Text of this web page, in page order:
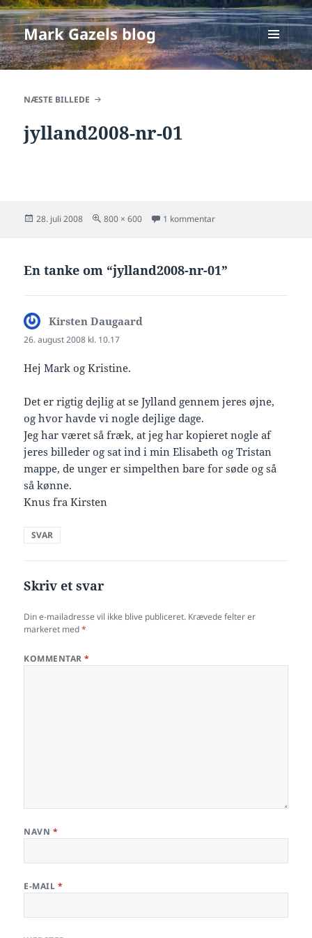
Mark Gazels blog
MENU
OG
NÆSTE BILLEDE
jylland2008-nr-01
Udgivet
28. juli 2008
Fuld
800 × 600 1 kommentartil jylland2008-nr-01
En tanke om “jylland2008-nr-01”
Kirsten Daugaard
26. august 2008 kl. 10.17
Hej Mark og Kristine.
Det er rigtig dejlig at se Jylland gennem jeres øjne,
og hvor havde vi nogle dejlige dage.
Jeg har været så fræk, at jeg har kopieret nogle af
jeres billeder og sat ind i min Elisabeth og Tristan
mappe, de unger er simpelthen bare for søde og så
så kønne.
Knus fra Kirsten
SVAR
Skriv et svar
Din e-mailadresse vil ikke blive publiceret. Krævede felter er
markeret med*
KOMMENTAR*
NAVN *
E-MAIL *